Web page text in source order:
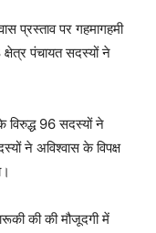
प्रस्ताव पर गहमागहमी
पंचायत सदस्यों ने
विरुद्ध 96 सदस्यों ने
ने अविश्वास के विपक्ष
की की मौजूदगी में